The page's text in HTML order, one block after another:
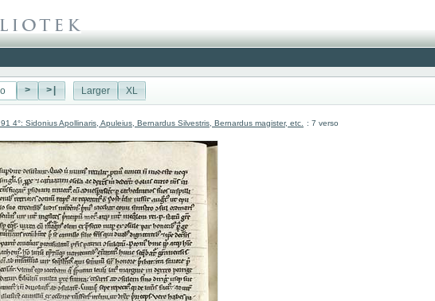
> >| Larger XL
4°: Sidonius Apollinaris, Apuleius, Bernardus Silvestris, Bernardus magister, etc. : 7 verso